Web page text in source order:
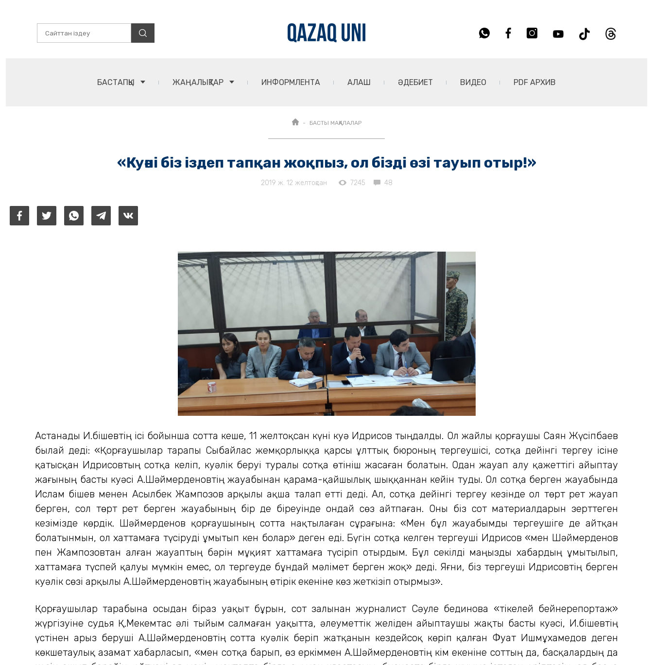
БАСТАПҚЫ ЖАҢАЛЫҚТАР ИНФОРМЛЕНТА АЛАШ ӘДЕБИЕТ ВИДЕО PDF АРХИВ
БАСТЫ МАҚАЛАЛАР
«Куәні біз іздеп тапқан жоқпыз, ол бізді өзі тауып отыр!»
2019 ж. 12 желтоқсан 7245 48
Астанады И.Әбішевтің ісі бойынша сотта кеше, 11 желтоқсан күні куә Идрисов тыңдалды. Ол жайлы қорғаушы Саян Жүсіпбаев
былай деді: «Қорғаушылар тарапы Сыбайлас жемқорлыққа қарсы ұлттық бюроның тергеушісі, сотқа дейінгі тергеу ісіне
қатысқан Идрисовтың сотқа келіп, куәлік беруі туралы сотқа өтініш жасаған болатын. Одан жауап алу қажеттігі айыптау
жағының басты куәсі А.Шәймерденовтің жауабынан қарама-қайшылық шыққаннан кейін туды. Ол сотқа берген жауабында
Ислам Әбішев менен Асылбек Жампозов арқылы ақша талап етті деді. Ал, сотқа дейінгі тергеу кезінде ол төрт рет жауап
берген, сол төрт рет берген жауабының бір де біреуінде ондай сөз айтпаған. Оны біз сот материалдарын зерттеген
кезімізде көрдік. Шәймерденов қорғаушының сотта нақтылаған сұрағына: «Мен бұл жауабымды тергеушіге де айтқан
болатынмын, ол хаттамаға түсіруді ұмытып кен болар» деген еді. Бүгін сотқа келген тергеуші Идрисов «мен Шәймерденов
пен Жампозовтан алған жауаптың бәрін мұқият хаттамаға түсіріп отырдым. Бұл секілді маңызды хабардың ұмытылып,
хаттамаға түспей қалуы мүмкін емес, ол тергеуде бұндай мәлімет берген жоқ» деді. Яғни, біз тергеуші Идрисовтің берген
куәлік сөзі арқылы А.Шәймерденовтің жауабының өтірік екеніне көз жеткізіп отырмыз».
Қорғаушылар тарабына осыдан біраз уақыт бұрын, сот залынан журналист Сәуле Әбединова «тікелей бейнерепортаж»
жүргізуіне судья Қ.Мекемтас әлі тыйым салмаған уақытта, әлеуметтік желіден айыптаушы жақты басты куәсі, И.Әбішевтің
үстінен арыз беруші А.Шәймерденовтің сотта куәлік беріп жатқанын кездейсоқ көріп қалған Фуат Ишмұхамедов деген
көкшетаулық азамат хабарласып, «мен сотқа барып, өз еркіммен А.Шәймерденовтің кім екеніне соттың да, басқалардың да